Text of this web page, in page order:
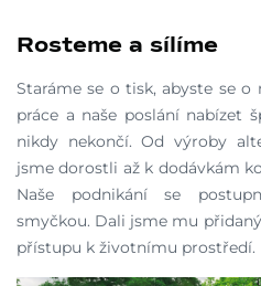
Rosteme a sílíme
Staráme se o tisk, abyste se o
práce a naše poslání nabízet
nikdy nekončí. Od výroby
jsme dorostli až k dodávkám
Naše podnikání se
smyčkou. Dali jsme mu
přístupu k životnímu prostředí.